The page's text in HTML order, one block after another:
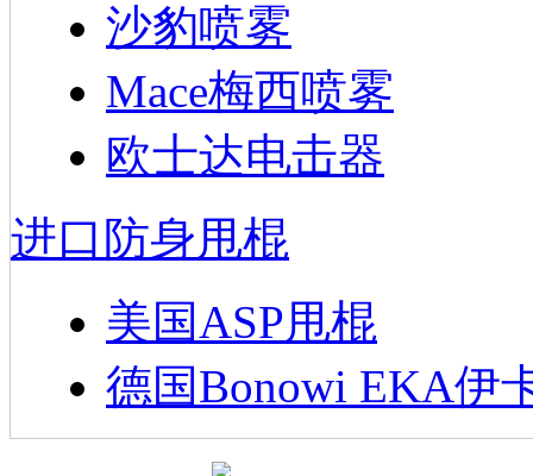
沙豹喷雾
Mace梅西喷雾
欧士达电击器
进口防身甩棍
美国ASP甩棍
德国Bonowi EKA伊